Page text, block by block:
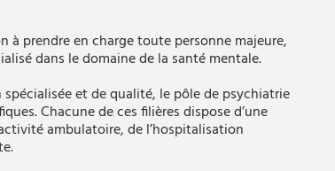
à prendre en charge toute personne majeure,
dans le domaine de la santé mentale.
et de qualité, le pôle de psychiatrie
Chacune de ces filières dispose d’une
ambulatoire, de l’hospitalisation